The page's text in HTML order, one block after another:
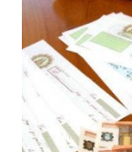
riguardanti le
suo nuovo
sano .